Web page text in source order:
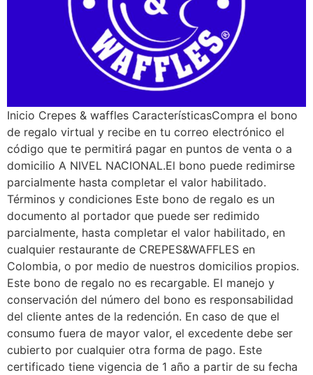
Inicio Crepes & waffles CaracterísticasCompra el bono
de regalo virtual y recibe en tu correo electrónico el
código que te permitirá pagar en puntos de venta o a
domicilio A NIVEL NACIONAL.El bono puede redimirse
parcialmente hasta completar el valor habilitado.
Términos y condiciones Este bono de regalo es un
documento al portador que puede ser redimido
parcialmente, hasta completar el valor habilitado, en
cualquier restaurante de CREPES&WAFFLES en
Colombia, o por medio de nuestros domicilios propios.
Este bono de regalo no es recargable. El manejo y
conservación del número del bono es responsabilidad
del cliente antes de la redención. En caso de que el
consumo fuera de mayor valor, el excedente debe ser
cubierto por cualquier otra forma de pago. Este
certificado tiene vigencia de 1 año a partir de su fecha